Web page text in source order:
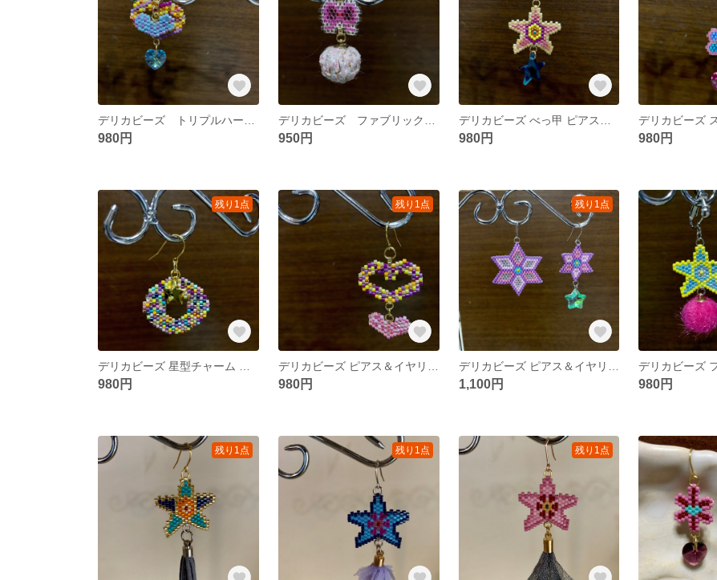
980円 950円 980円 980円
残り1点
980円
残り1点
980円
残り1点
1,100円 980円
残り1点 残り1点 残り1点